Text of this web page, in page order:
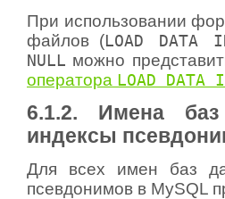
При использовании
файлов (LOAD DATA
NULL можно
оператора LOAD DATA
6.1.2. Имена
индексы
Для всех имен баз
псевдонимов в MySQL